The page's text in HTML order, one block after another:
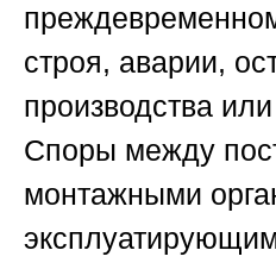
строя, аварии,
производства
Споры между
монтажными